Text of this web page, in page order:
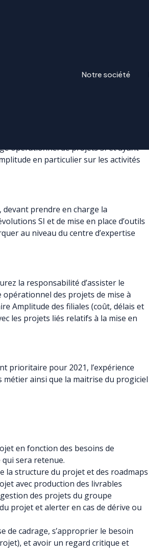
Notre société
OPÉRATIONS
opérationnel de projets SI et ayant
en particulier sur les activités
prendre en charge la
SI et de mise en place d’outils
au niveau du centre d’expertise
la responsabilité d’assister le
des projets de mise à
Amplitude des filiales (coût, délais et
les projets liés relatifs à la mise en
prioritaire pour 2021, l’expérience
ainsi que la maitrise du progiciel
en fonction des besoins de
sera retenue.
la structure du projet et des roadmaps
avec production des livrables
des projets du groupe
projet et alerter en cas de dérive ou
de cadrage, s’approprier le besoin
et avoir un regard critique et